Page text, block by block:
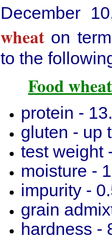
December
wheat on
to the
Food
protein -
gluten - up
test weight
moisture -
impurity -
grain
hardness -